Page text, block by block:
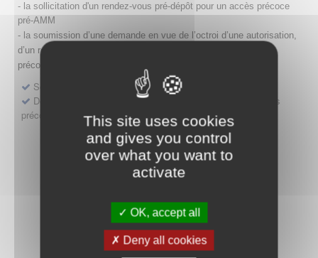
This site uses cookies
and gives you control
over what you want to
activate
OK, accept all
Deny all cookies
- la sollicitation d'un rendez-vous pré-dépôt pour un accès précoce
pré-AMM
- la soumission d’une demande en vue de l’octroi d’une autorisation,
d’un renouvellement, d’une modification ou d’un retrait d'accès
précoce
Sollicitation RDV pré-dépôt accès précoce pré-AMM
Déposer une demande ou faire évoluer une décision d'accès
précoce